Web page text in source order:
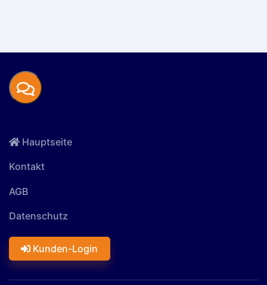
Hauptseite
Kontakt
AGB
Datenschutz
Kunden-Login